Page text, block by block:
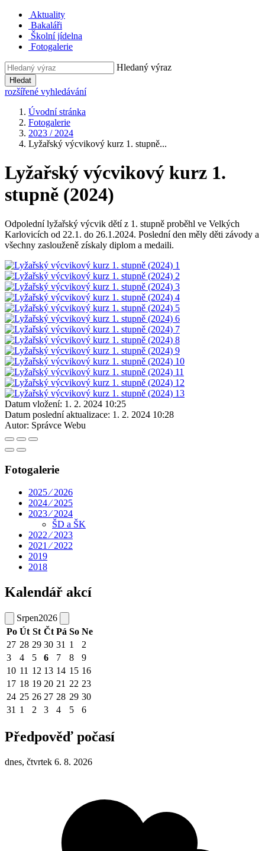
Aktuality
Bakaláři
Školní jídelna
Fotogalerie
Hledaný výraz
Hledat
rozšířené vyhledávání
Úvodní stránka
Fotogalerie
2023 / 2024
Lyžařský výcvikový kurz 1. stupně...
Lyžařský výcvikový kurz 1.
stupně (2024)
Odpolední lyžařský výcvik dětí z 1. stupně proběhl ve Velkých
Karlovicích od 22.1. do 26.1.2024. Poslední den měly děti závody a
všechny zaslouženě získaly diplom a medaili.
Datum vložení: 1. 2. 2024 10:25
Datum poslední aktualizace: 1. 2. 2024 10:28
Autor: Správce Webu
Fotogalerie
2025 ⁄ 2026
2024 ⁄ 2025
2023 ⁄ 2024
ŠD a ŠK
2022 ⁄ 2023
2021 ⁄ 2022
2019
2018
Kalendář akcí
Srpen2026
Po Út St Čt Pá So Ne
27 28 29 30 31 1
2
3
4 5 6 7 8
9
10 11 12 13 14 15 16
17 18 19 20 21 22 23
24 25 26 27 28 29 30
31 1 2 3 4 5 6
Předpověď počasí
dnes, čtvrtek 6. 8. 2026